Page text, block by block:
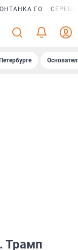
ГО
Трамп